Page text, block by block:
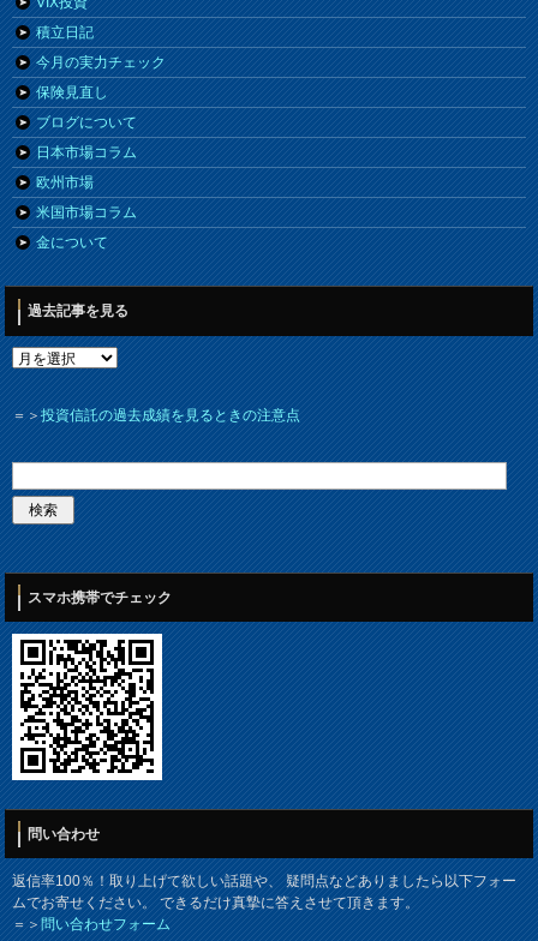
積立日記
今月の実力チェック
保険見直し
ブログについて
日本市場コラム
欧州市場
米国市場コラム
金について
過去記事を見る
＝＞投資信託の過去成績を見るときの注意点
スマホ携帯でチェック
問い合わせ
返信率100％！取り上げて欲しい話題や、 疑問点などありましたら以下フォー
ムでお寄せください。 できるだけ真摯に答えさせて頂きます。
＝＞問い合わせフォーム